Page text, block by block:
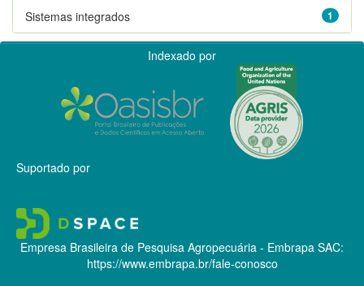
1
Sistemas integrados
Indexado por
Suportado por
Empresa Brasileira de Pesquisa Agropecuária - Embrapa SAC:
https://www.embrapa.br/fale-conosco